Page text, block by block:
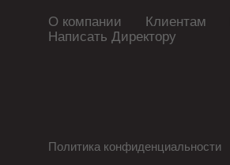
О компании Клиентам
Написать Директору
Политика конфиденциальности